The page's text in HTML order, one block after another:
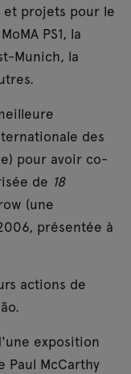
et projets pour le
PS1, la
Munich, la
des
pour avoir co-
de 18
(une
présentée à
actions de
exposition
McCarthy